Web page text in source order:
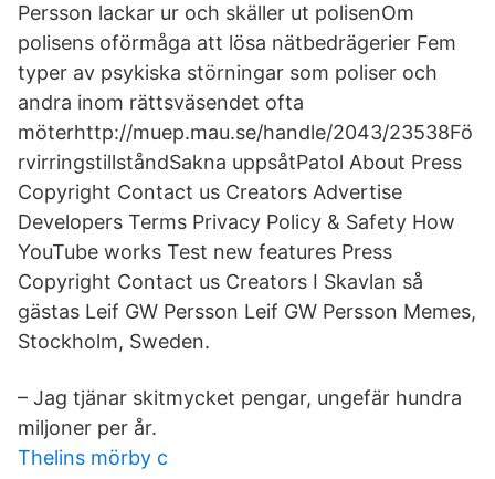
Persson lackar ur och skäller ut polisenOm
polisens oförmåga att lösa nätbedrägerier Fem
typer av psykiska störningar som poliser och
andra inom rättsväsendet ofta
möterhttp://muep.mau.se/handle/2043/23538Fö
rvirringstillståndSakna uppsåtPatol About Press
Copyright Contact us Creators Advertise
Developers Terms Privacy Policy & Safety How
YouTube works Test new features Press
Copyright Contact us Creators I Skavlan så
gästas Leif GW Persson Leif GW Persson Memes,
Stockholm, Sweden.
– Jag tjänar skitmycket pengar, ungefär hundra
miljoner per år.
Thelins mörby c